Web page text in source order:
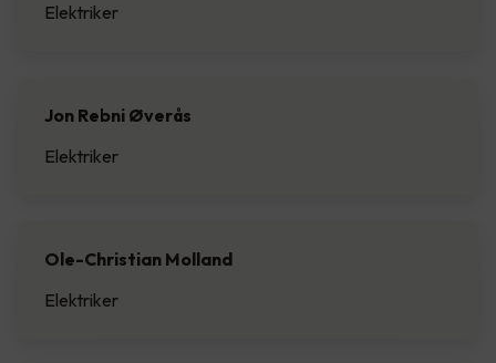
Elektriker
Jon Rebni Øverås
Elektriker
Ole-Christian Molland
Elektriker